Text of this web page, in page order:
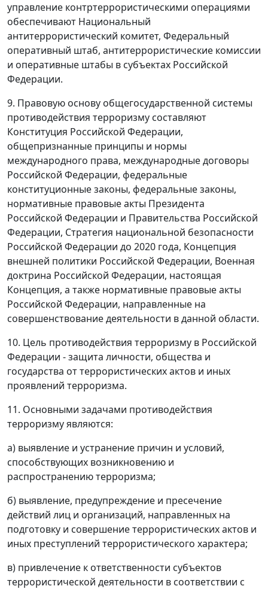
управление контртеррористическими операциями
обеспечивают Национальный
антитеррористический комитет, Федеральный
оперативный штаб, антитеррористические комиссии
и оперативные штабы в субъектах Российской
Федерации.
9. Правовую основу общегосударственной системы
противодействия терроризму составляют
Конституция Российской Федерации,
общепризнанные принципы и нормы
международного права, международные договоры
Российской Федерации, федеральные
конституционные законы, федеральные законы,
нормативные правовые акты Президента
Российской Федерации и Правительства Российской
Федерации, Стратегия национальной безопасности
Российской Федерации до 2020 года, Концепция
внешней политики Российской Федерации, Военная
доктрина Российской Федерации, настоящая
Концепция, а также нормативные правовые акты
Российской Федерации, направленные на
совершенствование деятельности в данной области.
10. Цель противодействия терроризму в Российской
Федерации - защита личности, общества и
государства от террористических актов и иных
проявлений терроризма.
11. Основными задачами противодействия
терроризму являются:
а) выявление и устранение причин и условий,
способствующих возникновению и
распространению терроризма;
б) выявление, предупреждение и пресечение
действий лиц и организаций, направленных на
подготовку и совершение террористических актов и
иных преступлений террористического характера;
в) привлечение к ответственности субъектов
террористической деятельности в соответствии с